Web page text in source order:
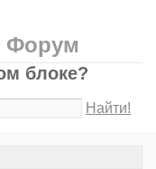
Форум
блоке?
Найти!